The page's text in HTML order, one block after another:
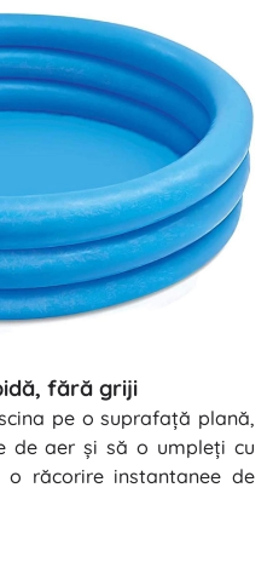
fără griji
pe o suprafață plană,
de aer și să o umpleți cu
răcorire instantanee de